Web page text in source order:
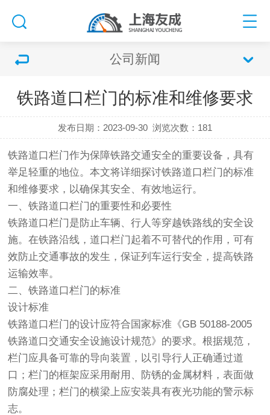
公司新闻
铁路道口栏门的标准和维修要求
发布日期：2023-09-30 浏览次数： 181
铁路道口栏门作为保障铁路交通安全的重要设备，具有
举足轻重的地位。本文将详细探讨铁路道口栏门的标准
和维修要求，以确保其安全、有效地运行。
一、铁路道口栏门的重要性和必要性
铁路道口栏门是防止车辆、行人等穿越铁路线的安全设
施。在铁路沿线，道口栏门起着不可替代的作用，可有
效防止交通事故的发生，保证列车运行安全，提高铁路
运输效率。
二、铁路道口栏门的标准
设计标准
铁路道口栏门的设计应符合国家标准《GB 50188-2005
铁路道口交通安全设施设计规范》的要求。根据规范，
栏门应具备可靠的导向装置，以引导行人正确通过道
口 ；栏门的框架应采用耐用、防锈的金属材料，表面做
防腐处理；栏门的横梁上应安装具有夜光功能的警示标
志。